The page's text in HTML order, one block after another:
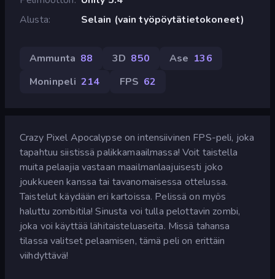
Alusta
Selain (vain työpöytätietokoneet)
Ammunta 88 3D 850 Ase 136
Moninpeli 214 FPS 62
Crazy Pixel Apocalypse on intensiivinen FPS-peli, joka
tapahtuu siistissä palikkamaailmassa! Voit taistella
muita pelaajia vastaan maailmanlaajuisesti joko
joukkueen kanssa tai tavanomaisessa ottelussa.
Taistelut käydään eri kartoissa. Pelissä on myös
haluttu zombitila! Sinusta voi tulla pelottavin zombi,
joka voi käyttää lähitaisteluaseita. Missä tahansa
tilassa valitset pelaamisen, tämä peli on erittäin
viihdyttävä!